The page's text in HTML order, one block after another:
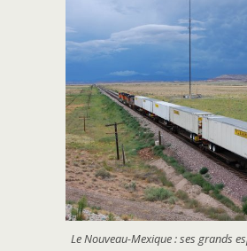
Le Nouveau-Mexique : ses grands